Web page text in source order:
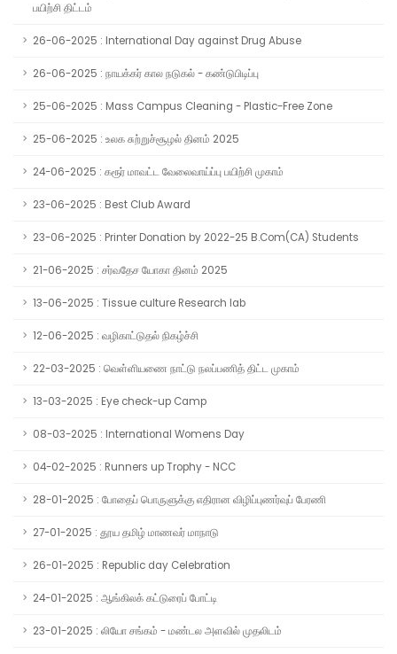
பயிற்சி திட்டம்
26-06-2025 : International Day against Drug Abuse
26-06-2025 : நாயக்கர் கால நடுகல் - கண்டுபிடிப்பு
25-06-2025 : Mass Campus Cleaning - Plastic-Free Zone
25-06-2025 : உலக சுற்றுச்சூழல் தினம் 2025
24-06-2025 : கரூர் மாவட்ட வேலைவாய்ப்பு பயிற்சி முகாம்
23-06-2025 : Best Club Award
23-06-2025 : Printer Donation by 2022-25 B.Com(CA) Students
21-06-2025 : சர்வதேச யோகா தினம் 2025
13-06-2025 : Tissue culture Research lab
12-06-2025 : வழிகாட்டுதல் நிகழ்ச்சி
22-03-2025 : வெள்ளியணை நாட்டு நலப்பணித் திட்ட முகாம்
13-03-2025 : Eye check-up Camp
08-03-2025 : International Womens Day
04-02-2025 : Runners up Trophy - NCC
28-01-2025 : போதைப் பொருளுக்கு எதிரான விழிப்புணர்வுப் பேரணி
27-01-2025 : தூய தமிழ் மாணவர் மாநாடு
26-01-2025 : Republic day Celebration
24-01-2025 : ஆங்கிலக் கட்டுரைப் போட்டி
23-01-2025 : லியோ சங்கம் - மண்டல அளவில் முதலிடம்